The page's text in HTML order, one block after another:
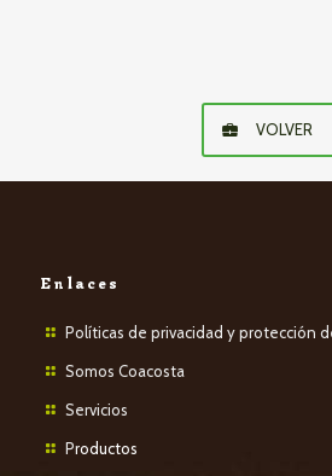
VOLVER
Enlaces
Políticas de privacidad y protección
Somos Coacosta
Servicios
Productos